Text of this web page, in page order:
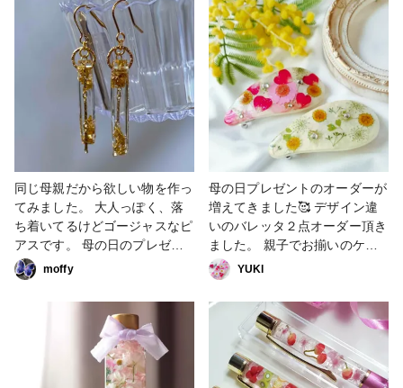
リー部 #イヤリング
ム #UVレジン #フラワー #ポニ
ーフック #レジンアクセサリー
同じ母親だから欲しい物を作っ
てみました。 大人っぽく、落
ち着いてるけどゴージャスなピ
アスです。 母の日のプレゼン
ト悩んでる方、作って見てね。
#母の日作品コンテスト #ピア
ス #アクセサリー部
moffy
母の日プレゼントのオーダーが
増えてきました🥰 デザイン違
いのバレッタ２点オーダー頂き
ました。 親子でお揃いのケー
スやヘアアクセサリーも素敵で
すね♥️ #母の日作品コンテスト
#レジン
YUKl